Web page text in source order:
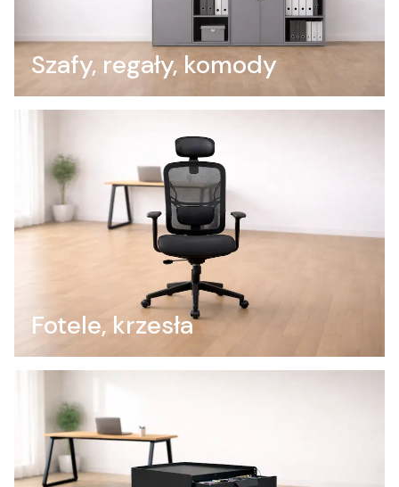
Szafy, regały, komody
Fotele, krzesła